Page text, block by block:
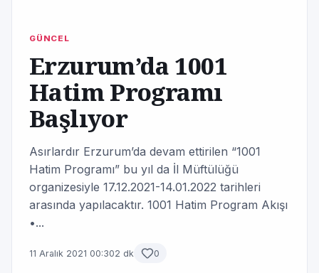
GÜNCEL
Erzurum’da 1001
Hatim Programı
Başlıyor
Asırlardır Erzurum’da devam ettirilen “1001
Hatim Programı” bu yıl da İl Müftülüğü
organizesiyle 17.12.2021-14.01.2022 tarihleri
arasında yapılacaktır. 1001 Hatim Program Akışı
•...
11 Aralık 2021 00:302 dk 0